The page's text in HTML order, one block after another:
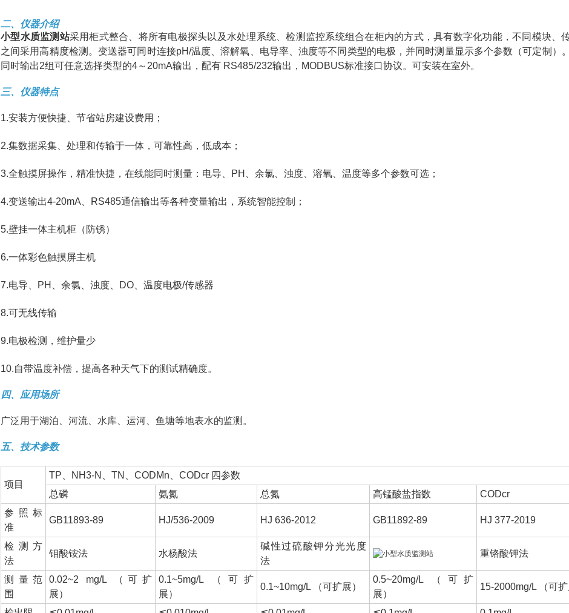
二、仪器介绍
小型水质监测站采用柜式整合、将所有电极探头以及水处理系统、检测监控系统组合在柜内的方式，具有数字化功能，不同模块、
之间采用高精度检测。变送器可同时连接pH/温度、溶解氧、电导率、浊度等不同类型的电极，并同时测量显示多个参数（可定制）
同时输出2组可任意选择类型的4～20mA输出，配有 RS485/232输出，MODBUS标准接口协议。可安装在室外。
三、仪器特点
1.安装方便快捷、节省站房建设费用；
2.集数据采集、处理和传输于一体，可靠性高，低成本；
3.全触摸屏操作，精准快捷，在线能同时测量：电导、PH、余氯、浊度、溶氧、温度等多个参数可选；
4.变送输出4-20mA、RS485通信输出等各种变量输出，系统智能控制；
5.壁挂一体主机柜（防锈）
6.一体彩色触摸屏主机
7.电导、PH、余氯、浊度、DO、温度电极/传感器
8.可无线传输
9.电极检测，维护量少
10.自带温度补偿，提高各种天气下的测试精确度。
四、应用场所
广泛用于湖泊、河流、水库、运河、鱼塘等地表水的监测。
五、技术参数
项目
TP、NH3-N、TN、CODMn、CODcr 四参数
总磷
氨氮 总氮 高锰酸盐指数
CODcr
参照标
准
GB11893-89 HJ/536-2009 HJ 636-2012 GB11892-89 HJ 377-2019
检测方
法
钼酸铵法 水杨酸法
碱性过硫酸钾分光光度
法
重铬酸钾法
测量范
围
0.02~2 mg/L （可扩
展）
0.1~5mg/L （可扩
展）
0.1~10mg/L （可扩展）
0.5~20mg/L （可扩
展）
15-2000mg/L （可